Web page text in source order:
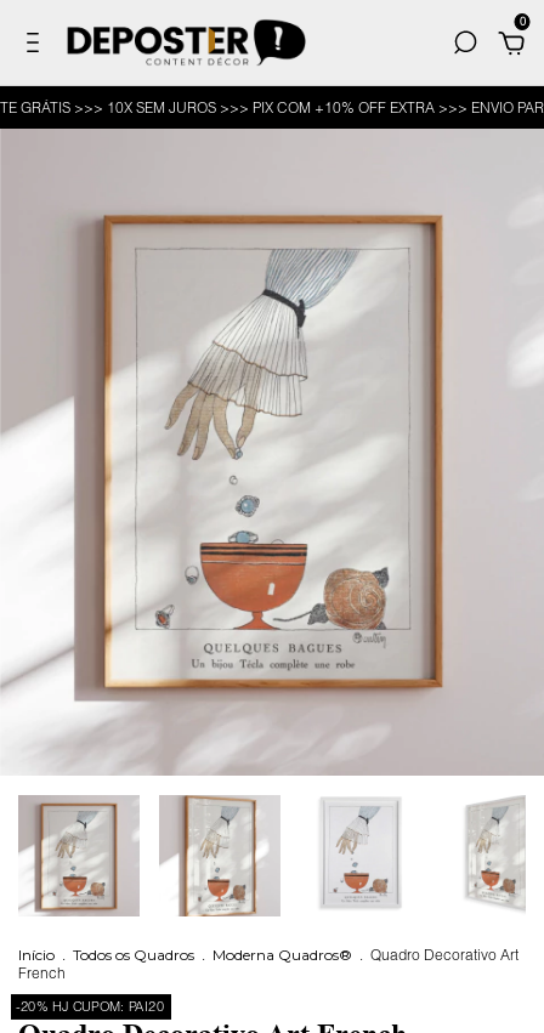
0
>>> 10X SEM JUROS >>> PIX COM +10% OFF EXTRA >>> ENVIO PARA
Início . Todos os Quadros . Moderna Quadros® . Quadro Decorativo Art
French
-20% HJ CUPOM: PAI20